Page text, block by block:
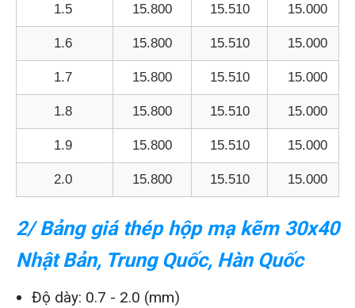
1.5 15.800 15.510 15.000
1.6 15.800 15.510 15.000
1.7 15.800 15.510 15.000
1.8 15.800 15.510 15.000
1.9 15.800 15.510 15.000
2.0 15.800 15.510 15.000
2/ Bảng giá thép hộp mạ kẽm 30x40
Nhật Bản, Trung Quốc, Hàn Quốc
Độ dày: 0.7 - 2.0 (mm)